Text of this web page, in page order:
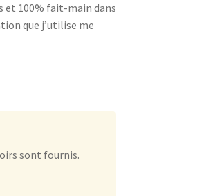
et 100% fait-main dans
que j’utilise me
sont fournis.